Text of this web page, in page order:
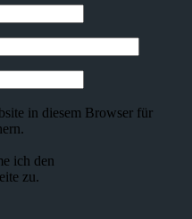
in diesem Browser für
ich den
zu.